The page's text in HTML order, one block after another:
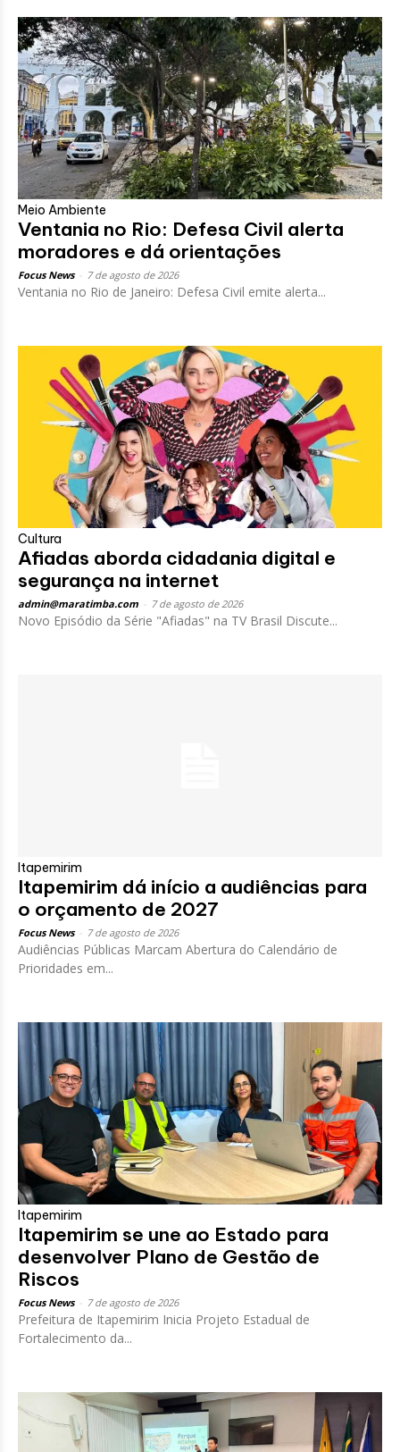
Meio Ambiente
Ventania no Rio: Defesa Civil alerta
moradores e dá orientações
Focus News 7 de agosto de 2026
Ventania no Rio de Janeiro: Defesa Civil emite alerta...
Cultura
Afiadas aborda cidadania digital e
segurança na internet
admin@maratimba.com 7 de agosto de 2026
Novo Episódio da Série "Afiadas" na TV Brasil Discute...
Itapemirim
Itapemirim dá início a audiências para
o orçamento de 2027
Focus News 7 de agosto de 2026
Audiências Públicas Marcam Abertura do Calendário de
Prioridades em...
Itapemirim
Itapemirim se une ao Estado para
desenvolver Plano de Gestão de
Riscos
Focus News 7 de agosto de 2026
Prefeitura de Itapemirim Inicia Projeto Estadual de
Fortalecimento da...